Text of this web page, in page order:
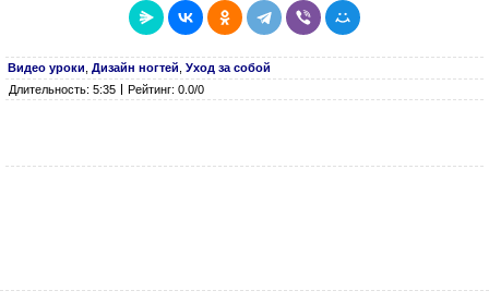
Видео уроки Дизайн ногтей Уход за собой
Длительность: 5:35
Рейтинг: 0.0/0